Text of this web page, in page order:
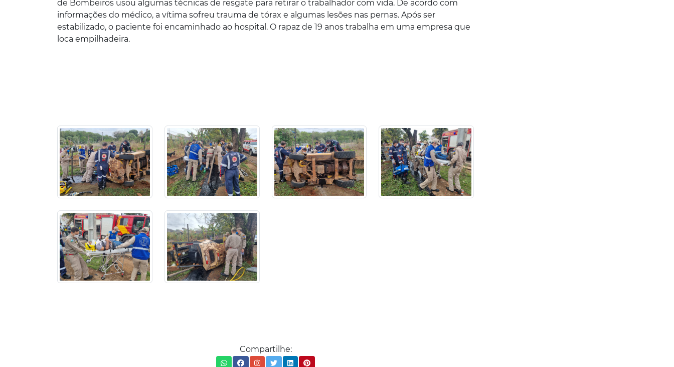
de Bombeiros usou algumas técnicas de resgate para retirar o trabalhador com vida. De acordo com
informações do médico, a vítima sofreu trauma de tórax e algumas lesões nas pernas. Após ser
estabilizado, o paciente foi encaminhado ao hospital. O rapaz de 19 anos trabalha em uma empresa que
loca empilhadeira.
Compartilhe: